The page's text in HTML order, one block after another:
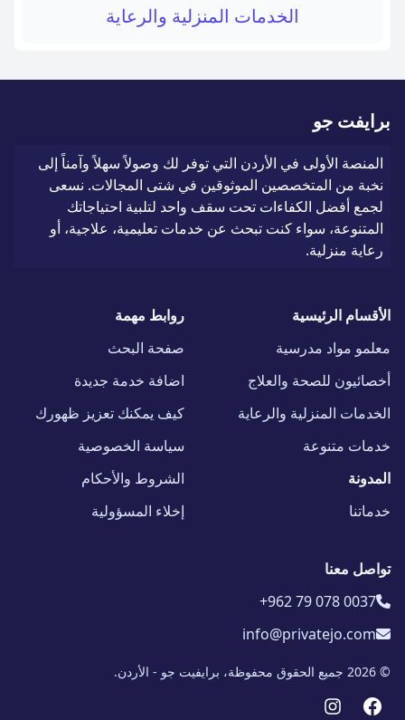
الخدمات المنزلية والرعاية
برايفت جو
المنصة الأولى في الأردن التي توفر لك وصولاً سهلاً وآمناً إلى
نخبة من المتخصصين الموثوقين في شتى المجالات. نسعى
لجمع أفضل الكفاءات تحت سقف واحد لتلبية احتياجاتك
المتنوعة، سواء كنت تبحث عن خدمات تعليمية، علاجية، أو
رعاية منزلية.
الأقسام الرئيسية
معلمو مواد مدرسية
أخصائيون للصحة والعلاج
الخدمات المنزلية والرعاية
خدمات متنوعة
المدونة
خدماتنا
روابط مهمة
صفحة البحث
اضافة خدمة جديدة
كيف يمكنك تعزيز ظهورك
سياسة الخصوصية
الشروط والأحكام
إخلاء المسؤولية
تواصل معنا
+962 79 078 0037
info@privatejo.com
© 2026 جميع الحقوق محفوظة، برايفيت جو - الأردن.